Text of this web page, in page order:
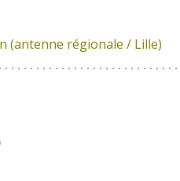
(antenne régionale / Lille)